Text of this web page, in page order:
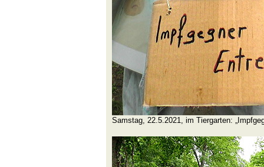
Samstag, 22.5.2021, im Tiergarten: